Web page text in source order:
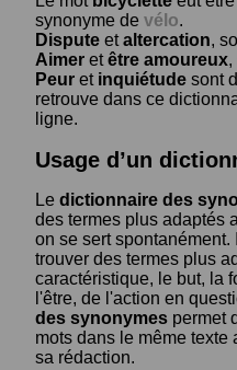
synonyme de vélo.
Dispute etaltercation,
Aimer etêtre amoureux,
Peur et inquiétude sont
retrouve dans ce
ligne.
Usage d’un
Le dictionnaire des
des termes plus adaptés
on se sert
trouver des termes plus
caractéristique, le but, la
l'être, de l'action en
des synonymes permet
mots dans le même texte
sa rédaction.